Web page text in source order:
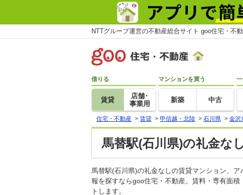
NTTグループ運営の不動産総合サイト goo住宅・不
借りる
賃貸
店舗･
事業用
マンションを買う
新築 中古
住宅・不動産 > 賃貸 > 甲信越・北陸 > 石川県 > 金沢
馬替駅(石川県)の礼金な
馬替駅(石川県)の礼金なしの賃貸マンション、
報を探すならgoo住宅・不動産。賃料・専有面
トします。